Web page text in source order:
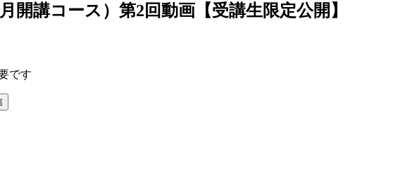
開講コース）第2回動画【受講生限定公開】
です